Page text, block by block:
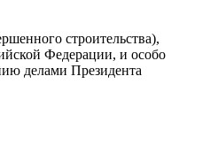
строительства),
Федерации, и особо
делами Президента